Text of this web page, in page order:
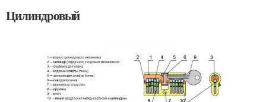
Цилиндровый